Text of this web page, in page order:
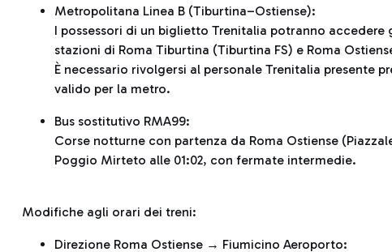
Metropolitana Linea B (Tiburtina–Ostiense):
I possessori di un biglietto Trenitalia potranno
stazioni di Roma Tiburtina (Tiburtina FS) e Roma
È necessario rivolgersi al personale Trenitalia presente
valido per la metro.
Bus sostitutivo RMA99:
Corse notturne con partenza da Roma Ostiense
Poggio Mirteto alle 01:02, con fermate intermedie.
Modifiche agli orari dei treni:
Direzione Roma Ostiense → Fiumicino Aeroporto: